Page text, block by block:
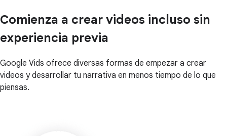
Comienza a crear videos incluso sin
experiencia previa
Google Vids ofrece diversas formas de empezar a crear
videos y desarrollar tu narrativa en menos tiempo de lo que
piensas.